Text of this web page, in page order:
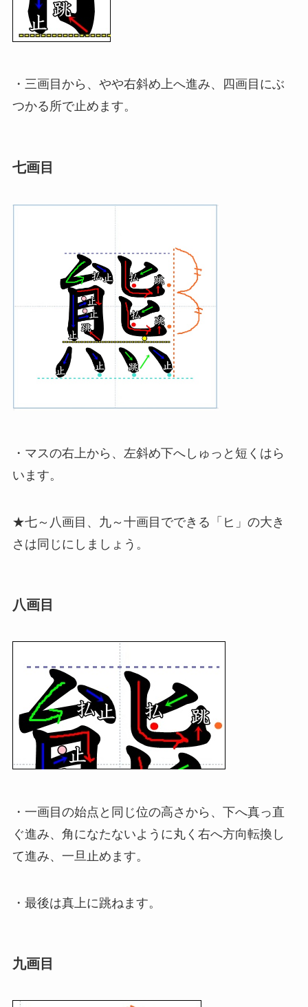
・三画目から、やや右斜め上へ進み、四画目にぶ
つかる所で止めます。
七画目
・マスの右上から、左斜め下へしゅっと短くはら
います。
★七～八画目、九～十画目でできる「ヒ」の大き
さは同じにしましょう。
八画目
・一画目の始点と同じ位の高さから、下へ真っ直
ぐ進み、角になたないように丸く右へ方向転換し
て進み、一旦止めます。
・最後は真上に跳ねます。
九画目